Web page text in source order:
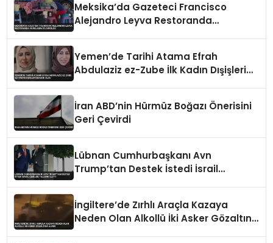
Meksika’da Gazeteci Francisco
Alejandro Leyva Restoranda
Yemen’de Tarihi Atama Efrah
Abdulaziz ez-Zube İlk Kadın Dışişleri
İran ABD’nin Hürmüz Boğazı Önerisini
Geri Çevirdi
Lübnan Cumhurbaşkanı Avn
Trump’tan Destek İstedi İsrail
İngiltere’de Zırhlı Araçla Kazaya
Neden Olan Alkollü İki Asker Gözaltına